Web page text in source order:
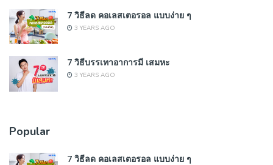
7 วิธีลด คอเลสเตอรอล แบบง่าย ๆ
3 YEARS AGO
7 วิธีบรรเทาอาการมี เสมหะ
3 YEARS AGO
Popular
7 วิธีลด คอเลสเตอรอล แบบง่าย ๆ